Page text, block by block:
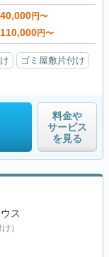
40,000円〜
110,000円〜
ゴミ屋敷片付け
料金や
サービス
を見る
ス
）